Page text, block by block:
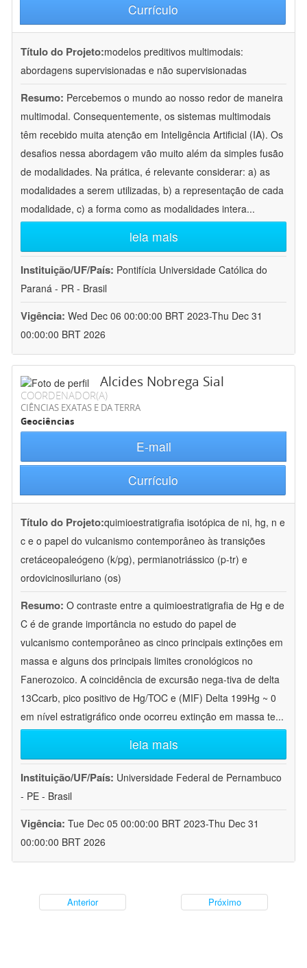
Currículo
Título do Projeto:modelos preditivos multimodais:
abordagens supervisionadas e não supervisionadas
Resumo: Percebemos o mundo ao nosso redor de maneira
multimodal. Consequentemente, os sistemas multimodais
têm recebido muita atenção em Inteligência Artificial (IA). Os
desafios nessa abordagem vão muito além da simples fusão
de modalidades. Na prática, é relevante considerar: a) as
modalidades a serem utilizadas, b) a representação de cada
modalidade, c) a forma como as modalidades intera...
leia mais
Instituição/UF/País: Pontifícia Universidade Católica do
Paraná - PR - Brasil
Vigência: Wed Dec 06 00:00:00 BRT 2023-Thu Dec 31
00:00:00 BRT 2026
Alcides Nobrega Sial
COORDENADOR(A)
CIÊNCIAS EXATAS E DA TERRA
Geociências
E-mail
Currículo
Título do Projeto:quimioestratigrafia isotópica de ni, hg, n e
c e o papel do vulcanismo contemporâneo às transições
cretáceopaleógeno (k/pg), permianotriássico (p-tr) e
ordovicinosiluriano (os)
Resumo: O contraste entre a quimioestratigrafia de Hg e de
C é de grande importância no estudo do papel de
vulcanismo contemporâneo as cinco principais extinções em
massa e alguns dos principais limites cronológicos no
Fanerozoico. A coincidência de excursão nega-tiva de delta
13Ccarb, pico positivo de Hg/TOC e (MIF) Delta 199Hg ~ 0
em nível estratigráfico onde ocorreu extinção em massa te...
leia mais
Instituição/UF/País: Universidade Federal de Pernambuco
- PE - Brasil
Vigência: Tue Dec 05 00:00:00 BRT 2023-Thu Dec 31
00:00:00 BRT 2026
Anterior Próximo